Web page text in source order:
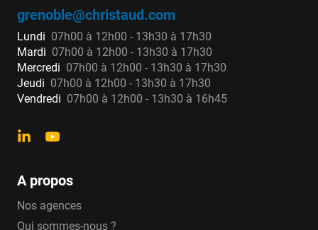
grenoble@christaud.com
Lundi 07h00 à 12h00 - 13h30 à 17h30
Mardi 07h00 à 12h00 - 13h30 à 17h30
Mercredi 07h00 à 12h00 - 13h30 à 17h30
Jeudi 07h00 à 12h00 - 13h30 à 17h30
Vendredi 07h00 à 12h00 - 13h30 à 16h45
A propos
Nos agences
Qui sommes-nous ?